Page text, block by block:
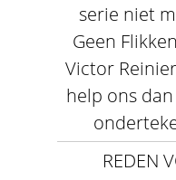
serie niet
Geen
Victor
help ons
REDEN